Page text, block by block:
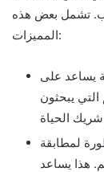
تشمل بعض هذه
المميزات:
يساعد على
يبحثون
لمطابقة
هذا يساعد